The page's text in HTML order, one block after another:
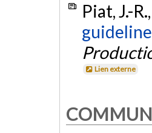
Piat, J.-
Lien externe